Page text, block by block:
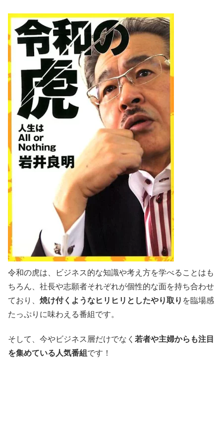
令和の虎は、ビジネス的な知識や考え方を学べることはも
ちろん、社長や志願者それぞれが個性的な面を持ち合わせ
ており、 焼け付くようなヒリヒリとしたやり取り を臨場感
たっぷりに味わえる番組です。
そして、今やビジネス層だけでなく 若者や主婦からも注目
を集めている人気番組 です！